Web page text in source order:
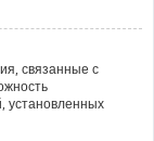
связанные с
установленных